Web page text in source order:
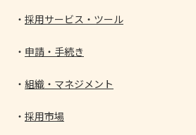
採用サービス・ツール
申請・手続き
組織・マネジメント
採用市場